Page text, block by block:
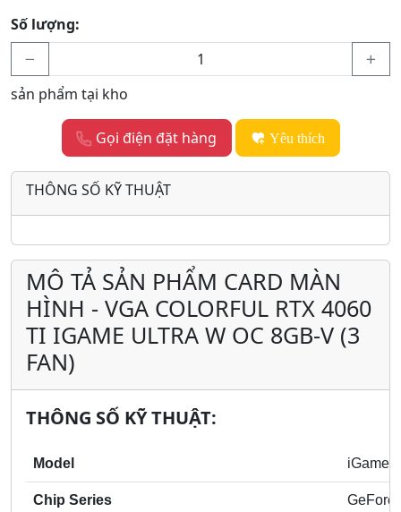
Số lượng:
sản phẩm tại kho
Gọi điện đặt hàng Yêu thích
THÔNG SỐ KỸ THUẬT
MÔ TẢ SẢN PHẨM CARD MÀN
HÌNH - VGA COLORFUL RTX 4060
TI IGAME ULTRA W OC 8GB-V (3
FAN)
THÔNG SỐ KỸ THUẬT:
Model iGame
Chip Series